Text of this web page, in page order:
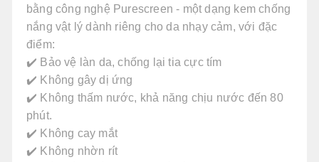
bằng công nghệ Purescreen - một dạng kem chống
nắng vật lý dành riêng cho da nhạy cảm, với đặc
điểm:
✔️ Bảo vệ làn da, chống lại tia cực tím
✔️ Không gây dị ứng
✔️ Không thấm nước, khả năng chịu nước đến 80
phút.
✔️ Không cay mắt
✔️ Không nhờn rít